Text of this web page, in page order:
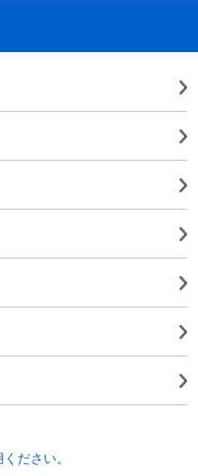
ださい。